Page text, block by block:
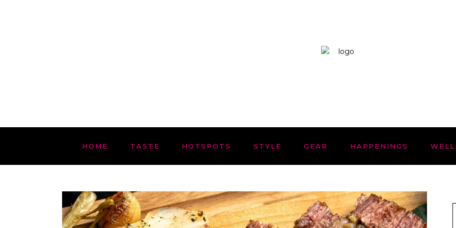
HOME TASTE HOTSPOTS STYLE GEAR HAPPENINGS